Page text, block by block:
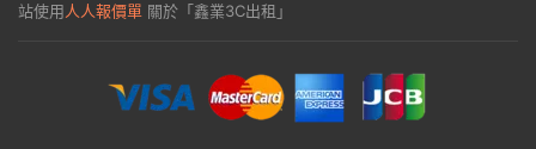
站使用人人報價單 關於「鑫業3C出租」